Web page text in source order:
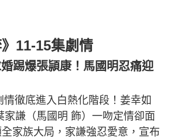
》11-15集劇情
踢爆張頴康！馬國明忍痛迎
徹底進入白熱化階段！姜幸如
家謙（馬國明 飾）一吻定情卻面
家族大局，家謙強忍愛意，宣布